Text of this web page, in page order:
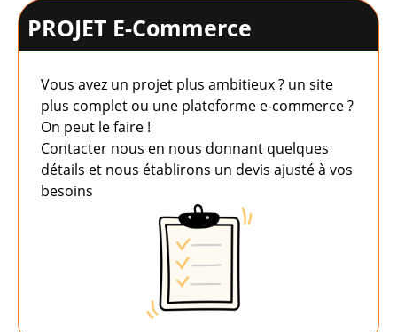
PROJET E-Commerce
Vous avez un projet plus ambitieux ? un site
plus complet ou une plateforme e-commerce ?
On peut le faire !
Contacter nous en nous donnant quelques
détails et nous établirons un devis ajusté à vos
besoins